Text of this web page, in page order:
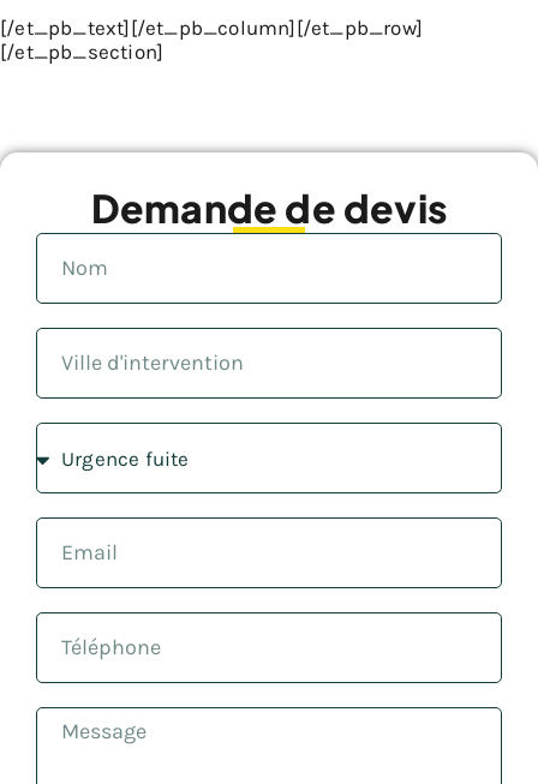
[/et_pb_text][/et_pb_column][/et_pb_row]
[/et_pb_section]
Demande de devis